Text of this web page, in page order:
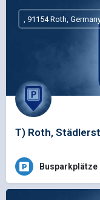
T) Roth,
, 91154 Roth,
Busparkplätze